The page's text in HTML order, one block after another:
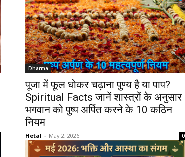
Dharma
पूजा में फूल धोकर चढ़ाना पुण्य है या पाप?
Spiritual Facts जानें शास्त्रों के अनुसार
भगवान को पुष्प अर्पित करने के 10 कठिन
नियम
Hetal - May 2, 2026 0